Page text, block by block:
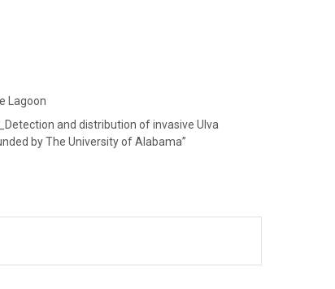
Lagoon
and distribution of invasive Ulva
by The University of Alabama”